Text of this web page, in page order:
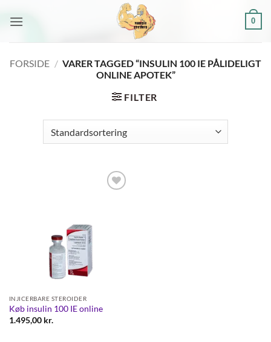
0
FORSIDE / VARER TAGGED “INSULIN 100 IE PÅLIDELIGT
ONLINE APOTEK”
FILTER
INJICERBARE STEROIDER
Køb insulin 100 IE online
1.495,00 kr.